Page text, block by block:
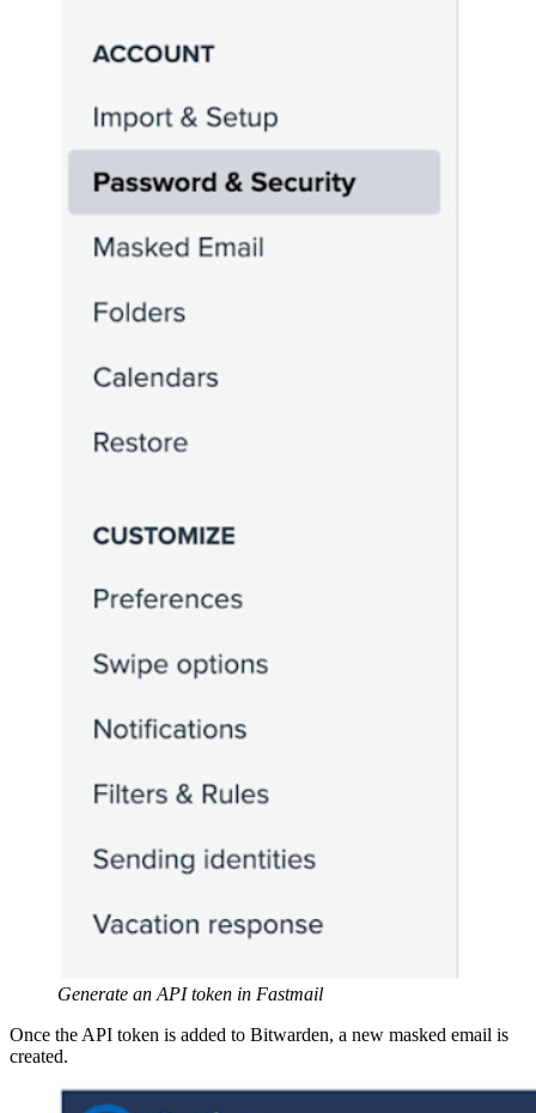
Generate an API token in Fastmail
Once the API token is added to Bitwarden, a new masked email is
created.